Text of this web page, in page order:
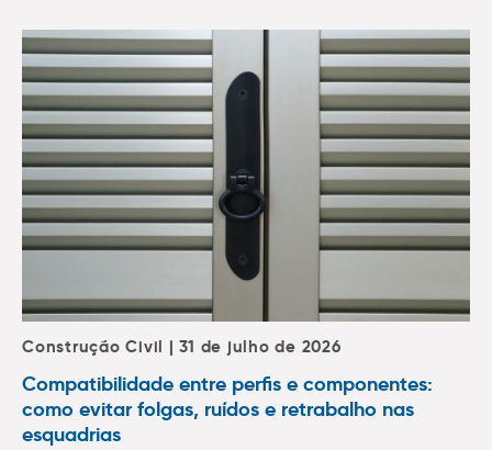
Construção Civil | 31 de julho de 2026
Compatibilidade entre perfis e componentes:
como evitar folgas, ruídos e retrabalho nas
esquadrias